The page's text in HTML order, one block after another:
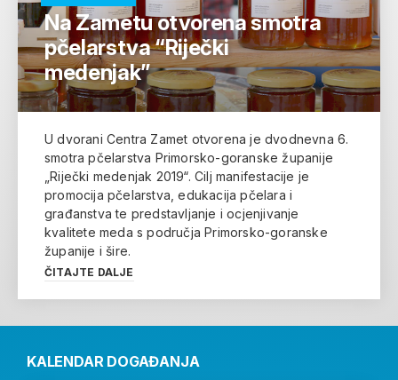
Na Zametu otvorena smotra
pčelarstva “Riječki
medenjak”
U dvorani Centra Zamet otvorena je dvodnevna 6.
smotra pčelarstva Primorsko-goranske županije
„Riječki medenjak 2019“. Cilj manifestacije je
promocija pčelarstva, edukacija pčelara i
građanstva te predstavljanje i ocjenjivanje
kvalitete meda s područja Primorsko-goranske
županije i šire.
ČITAJTE DALJE
KALENDAR DOGAĐANJA